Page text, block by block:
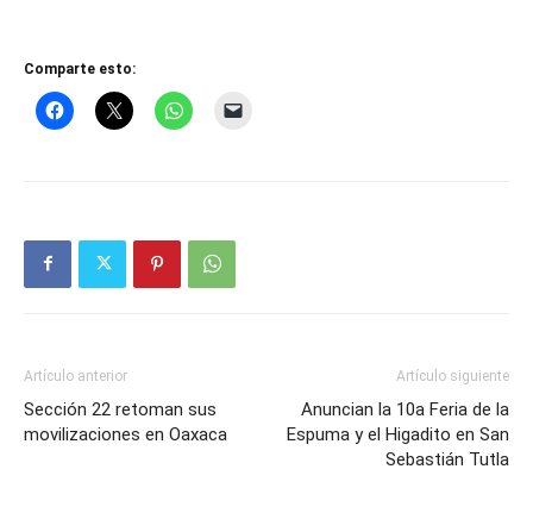
Comparte esto:
Artículo anterior
Sección 22 retoman sus
movilizaciones en Oaxaca
Artículo siguiente
Anuncian la 10a Feria de la
Espuma y el Higadito en San
Sebastián Tutla